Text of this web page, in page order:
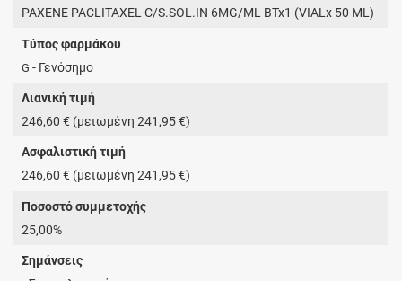
PAXENE PACLITAXEL C/S.SOL.IN 6MG/ML BTx1 (VIALx 50 ML)
Τύπος φαρμάκου
G - Γενόσημο
Λιανική τιμή
246,60 € (μειωμένη 241,95 €)
Ασφαλιστική τιμή
246,60 € (μειωμένη 241,95 €)
Ποσοστό συμμετοχής
25,00%
Σημάνσεις